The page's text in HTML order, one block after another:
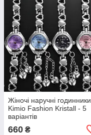
Жіночі наручні годинники
Kimio Fashion Kristall - 5
варіантів
660 ₴